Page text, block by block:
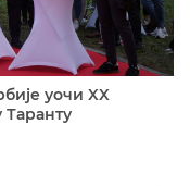
уочи XX